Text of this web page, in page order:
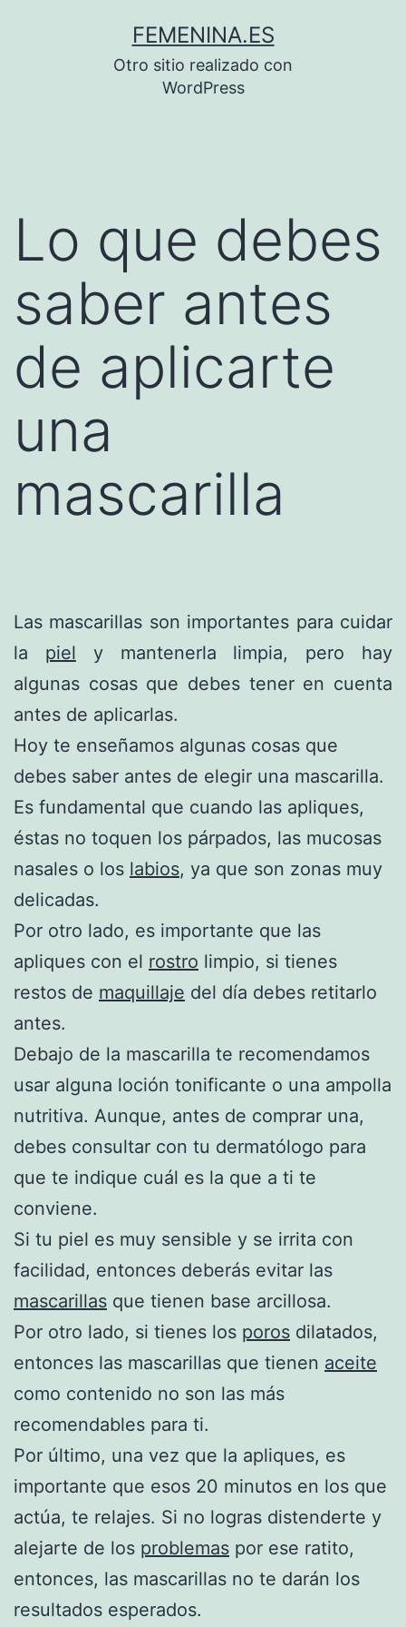
FEMENINA.ES
Otro sitio realizado con
WordPress
Lo que debes
saber antes
de aplicarte
una
mascarilla
Las mascarillas son importantes para cuidar
la piel y mantenerla limpia, pero hay
algunas cosas que debes tener en cuenta
antes de aplicarlas.
Hoy te enseñamos algunas cosas que
debes saber antes de elegir una mascarilla.
Es fundamental que cuando las apliques,
éstas no toquen los párpados, las mucosas
nasales o los labios, ya que son zonas muy
delicadas.
Por otro lado, es importante que las
apliques con el rostro limpio, si tienes
restos de maquillaje del día debes retitarlo
antes.
Debajo de la mascarilla te recomendamos
usar alguna loción tonificante o una ampolla
nutritiva. Aunque, antes de comprar una,
debes consultar con tu dermatólogo para
que te indique cuál es la que a ti te
conviene.
Si tu piel es muy sensible y se irrita con
facilidad, entonces deberás evitar las
mascarillas que tienen base arcillosa.
Por otro lado, si tienes los poros dilatados,
entonces las mascarillas que tienen aceite
como contenido no son las más
recomendables para ti.
Por último, una vez que la apliques, es
importante que esos 20 minutos en los que
actúa, te relajes. Si no logras distenderte y
alejarte de los problemas por ese ratito,
entonces, las mascarillas no te darán los
resultados esperados.